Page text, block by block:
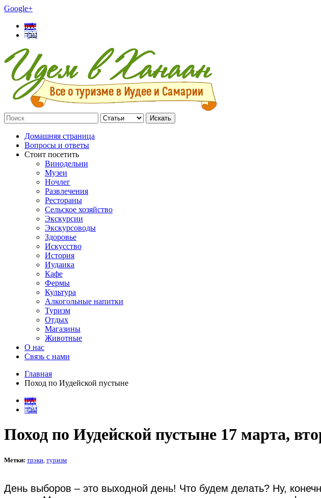
Google+
рус
עבר
Искать
Домашняя страница
Вопросы и ответы
Стоит посетить
Винодельни
Музеи
Ночлег
Развлечения
Рестораны
Сельское хозяйство
Экскурсии
Экскурсоводы
Здоровье
Искусство
История
Иудаика
Кафе
Фермы
Культура
Алкогольные напитки
Туризм
Отдых
Магазины
Животные
О нас
Связь с нами
Главная
Поход по Иудейской пустыне
рус
עבר
Метки: трэки туризм
День выборов – это выходной день! Что будем делать? Ну,